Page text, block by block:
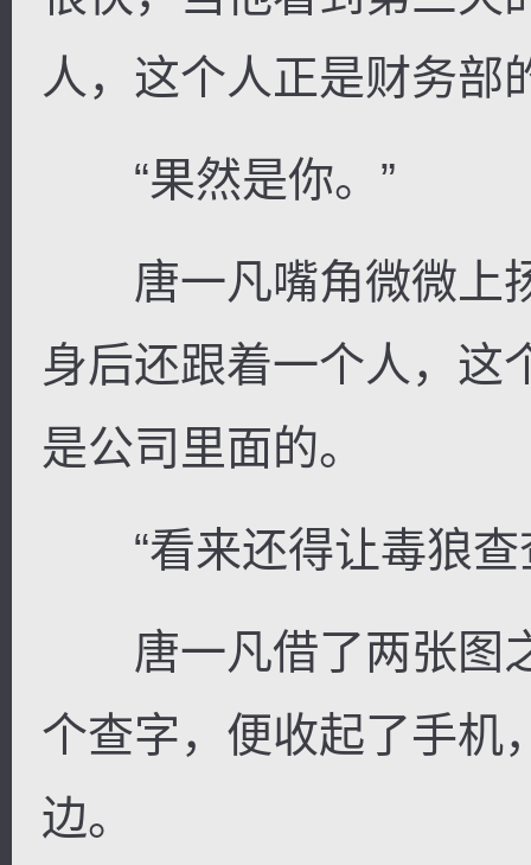
人，这个人正是财务部
“果然是你。”
唐一凡嘴角微微上
身后还跟着一个人，这
是公司里面的。
“看来还得让毒狼查
唐一凡借了两张图
个查字，便收起了手机
边。